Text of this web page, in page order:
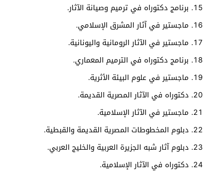
برنامج دكتوراه في ترميم وصيانة الآثار.
ماجستير في آثار المشرق الإسلامي.
ماجستير في الآثار الرومانية واليونانية.
برنامج دكتوراه في الترميم المعماري.
ماجستير في علوم البيئة الأثرية.
دكتوراه في الآثار المصرية القديمة.
ماجستير في الآثار الإسلامية.
دبلوم المخطوطات المصرية القديمة والقبطية.
دبلوم آثار شبه الجزيرة العربية والخليج العربي.
دكتوراه في الآثار الإسلامية.